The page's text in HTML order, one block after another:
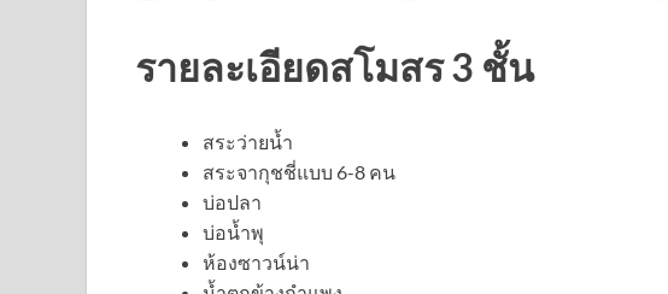
รายละเอียดสโมสร 3 ชั้น
สระว่ายน้ำ
สระจากุชชี่แบบ 6-8 คน
บ่อปลา
บ่อน้ำพุ
ห้องซาวน์น่า